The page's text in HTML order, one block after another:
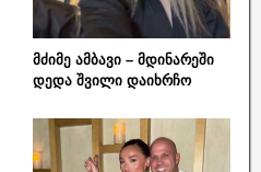
მძიმე ამბავი – მდინარეში
დედა შვილი დაიხრჩო